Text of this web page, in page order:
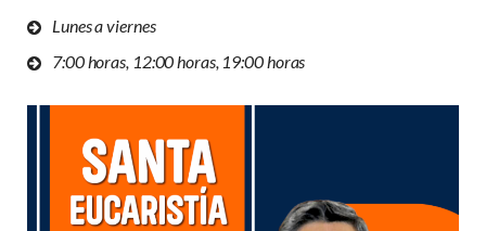
Lunes a viernes
7:00 horas, 12:00 horas, 19:00 horas